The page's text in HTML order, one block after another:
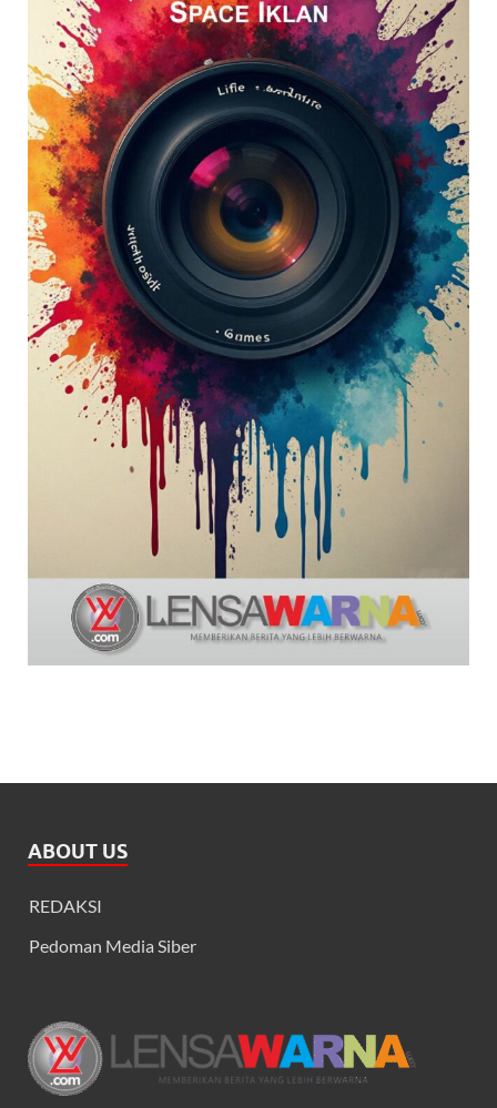
ABOUT US
REDAKSI
Pedoman Media Siber